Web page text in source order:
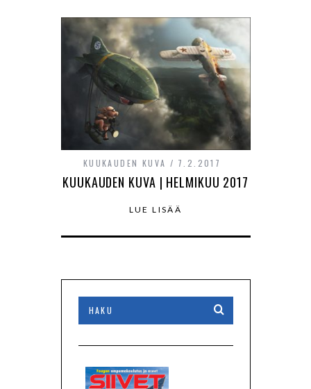
KUUKAUDEN KUVA 7.2.2017
KUUKAUDEN KUVA | HELMIKUU 2017
LUE LISÄÄ